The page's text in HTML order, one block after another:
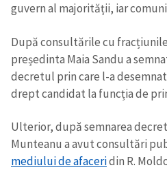
guvern al majorității, iar
După consultările cu
președinta Maia Sandu a
decretul prin care l-a
drept candidat la funcția de
Ulterior, după semnarea
Munteanu a avut consultări
mediului de afaceridin R.
Telefon
+ Telefon personal
Am citit și sunt de
confidențialitate.
TRIMITE ȘTIREA